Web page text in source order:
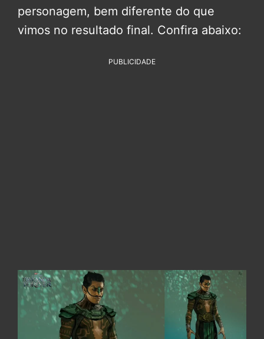
personagem, bem diferente do que
vimos no resultado final. Confira abaixo:
PUBLICIDADE